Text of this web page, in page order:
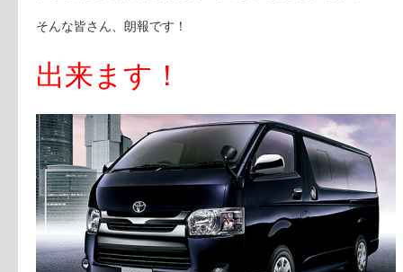
そんな皆さん、朗報です！
出来ます！